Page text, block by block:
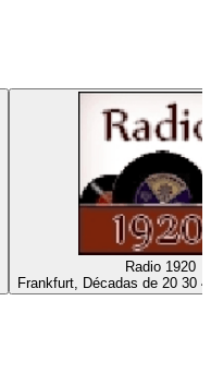
Radio 1920
Frankfurt, Décadas de 20 30